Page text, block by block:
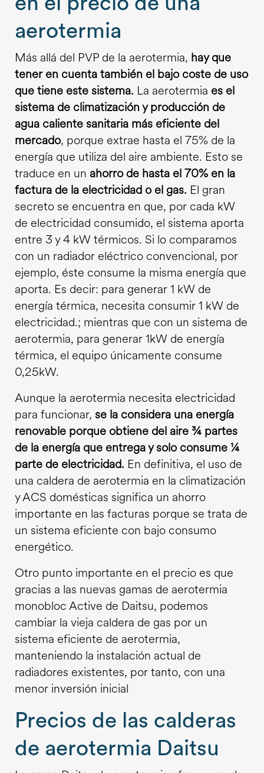
aerotermia
Más allá del PVP de la aerotermia, hay que
tener en cuenta también el bajo coste de uso
que tiene este sistema. La aerotermia es el
sistema de climatización y producción de
agua caliente sanitaria más eficiente del
mercado, porque extrae hasta el 75% de la
energía que utiliza del aire ambiente. Esto se
traduce en un ahorro de hasta el 70% en la
factura de la electricidad o el gas. El gran
secreto se encuentra en que, por cada kW
de electricidad consumido, el sistema aporta
entre 3 y 4 kW térmicos. Si lo comparamos
con un radiador eléctrico convencional, por
ejemplo, éste consume la misma energía que
aporta. Es decir: para generar 1 kW de
energía térmica, necesita consumir 1 kW de
electricidad.; mientras que con un sistema de
aerotermia, para generar 1kW de energía
térmica, el equipo únicamente consume
0,25kW.
Aunque la aerotermia necesita electricidad
para funcionar, se la considera una energía
renovable porque obtiene del aire ¾ partes
de la energía que entrega y solo consume ¼
parte de electricidad. En definitiva, el uso de
una caldera de aerotermia en la climatización
y ACS domésticas significa un ahorro
importante en las facturas porque se trata de
un sistema eficiente con bajo consumo
energético.
Otro punto importante en el precio es que
gracias a las nuevas gamas de aerotermia
monobloc Active de Daitsu, podemos
cambiar la vieja caldera de gas por un
sistema eficiente de aerotermia,
manteniendo la instalación actual de
radiadores existentes, por tanto, con una
menor inversión inicial
Precios de las calderas
de aerotermia Daitsu